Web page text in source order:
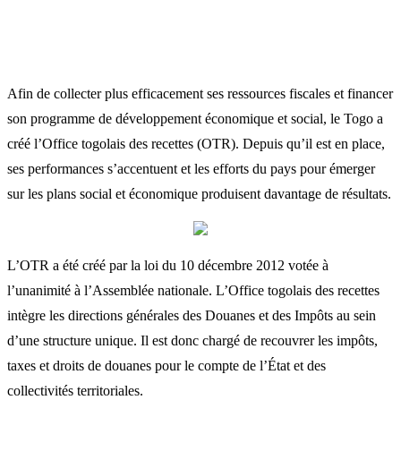
Afin de collecter plus efficacement ses ressources fiscales et financer
son programme de développement économique et social, le Togo a
créé l’Office togolais des recettes (OTR). Depuis qu’il est en place,
ses performances s’accentuent et les efforts du pays pour émerger
sur les plans social et économique produisent davantage de résultats.
L’OTR a été créé par la loi du 10 décembre 2012 votée à
l’unanimité à l’Assemblée nationale. L’Office togolais des recettes
intègre les directions générales des Douanes et des Impôts au sein
d’une structure unique. Il est donc chargé de recouvrer les impôts,
taxes et droits de douanes pour le compte de l’État et des
collectivités territoriales.